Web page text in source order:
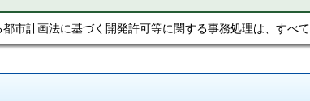
市計画法に基づく開発許可等に関する事務処理は、すべて